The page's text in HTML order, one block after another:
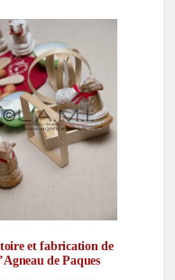
et fabrication de
de Paques